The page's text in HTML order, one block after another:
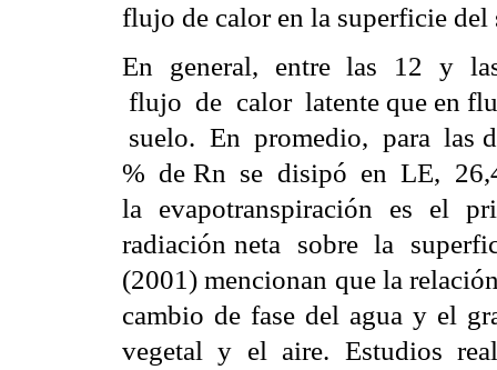
flujo de calor en la superficie del
En general, entre las 12 y
flujo de calor latente que en
suelo. En promedio, para las
% de Rn se disipó en LE,
la evapotranspiración es el
radiación neta sobre la
(2001) mencionan que la
cambio de fase del agua y el
vegetal y el aire. Estudios